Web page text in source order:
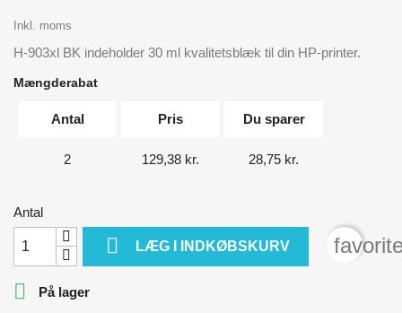
Inkl. moms
H-903xl BK indeholder 30 ml kvalitetsblæk til din HP-printer.
Mængderabat
Antal Pris Du sparer
2 129,38 kr. 28,75 kr.
Antal
 LÆG I INDKØBSKURV

På lager